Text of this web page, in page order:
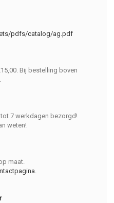
pdfs/catalog/ag.pdf
Bij bestelling boven
7 werkdagen bezorgd!
weten!
maat.